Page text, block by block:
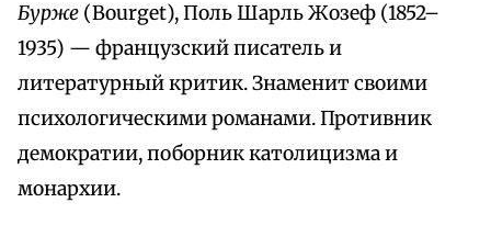
Бурже (Bourget), Поль Шарль Жозеф (1852–
1935) — французский писатель и
литературный критик. Знаменит своими
психологическими романами. Противник
демократии, поборник католицизма и
монархии.